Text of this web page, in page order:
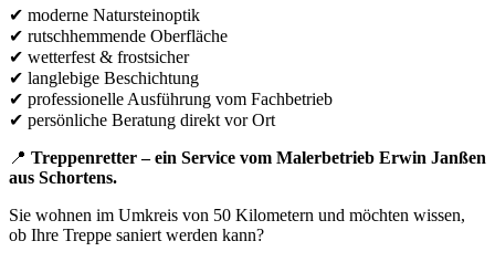
✔ moderne Natursteinoptik
✔ rutschhemmende Oberfläche
✔ wetterfest & frostsicher
✔ langlebige Beschichtung
✔ professionelle Ausführung vom Fachbetrieb
✔ persönliche Beratung direkt vor Ort
📍 Treppenretter – ein Service vom Malerbetrieb Erwin Janßen
aus Schortens.
Sie wohnen im Umkreis von 50 Kilometern und möchten wissen,
ob Ihre Treppe saniert werden kann?